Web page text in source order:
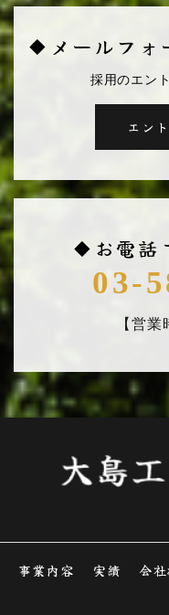
◆メールフォ
採用のエン
エン
◆お電話
03-
【営業
事業内容 実績 会